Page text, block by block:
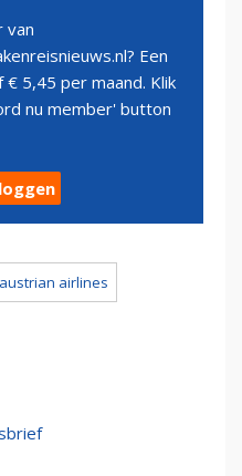
van
Een
5,45 per maand. Klik
nu member' button
austrian airlines